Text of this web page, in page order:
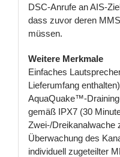
DSC-Anrufe an AIS-
dass zuvor deren
müssen.
Weitere Merkmale
Einfaches
Lieferumfang
AquaQuake™-
gemäß IPX7 (30
Zwei-/Dreikanalwache
Überwachung des
individuell zugeteilter